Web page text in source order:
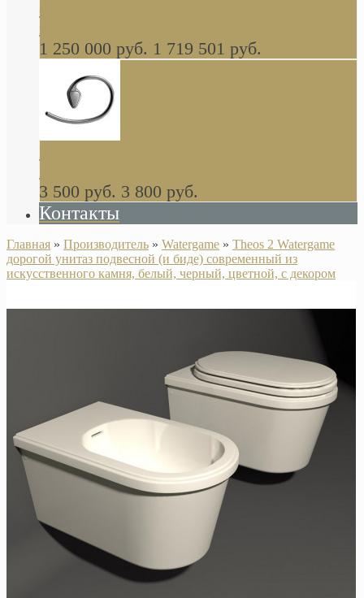
стиле барокко, из массива дерева, светло
коричневый матовый окрас + серебро
1 250 000 руб. 1 719 501 руб.
Khala Colombo аксессуары (серия) В
НАЛИЧИИ
3 500 руб. 3 800 руб.
Контакты
Главная » Производитель » Watergame » Theos 2 Watergame
дорогой унитаз подвесной (и биде) современный из
искусственного камня, белый, черный, цветной, с декором